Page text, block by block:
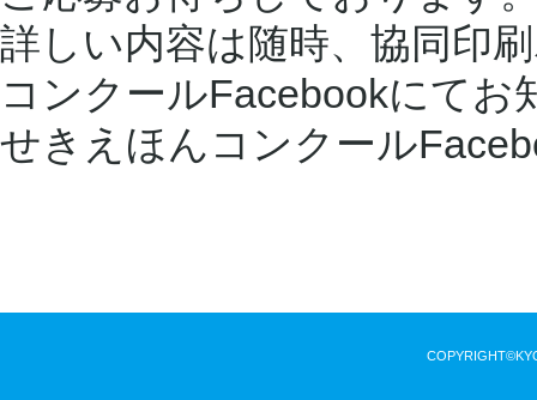
詳しい内容は随時、協同印
コンクールFacebookにてお
せきえほんコンクール